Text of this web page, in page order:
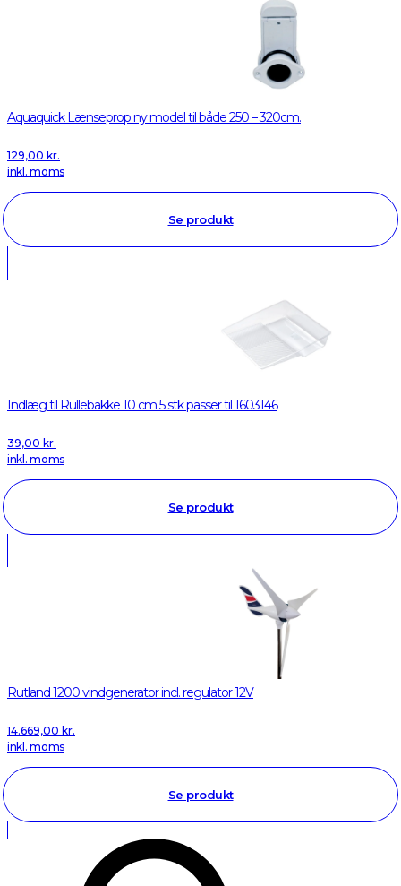
Aquaquick Lænseprop ny model til både 250 – 320cm.
129,00 kr.
inkl. moms
Se produkt
Indlæg til Rullebakke 10 cm 5 stk passer til 1603146
39,00 kr.
inkl. moms
Se produkt
Rutland 1200 vindgenerator incl. regulator 12V
14.669,00 kr.
inkl. moms
Se produkt